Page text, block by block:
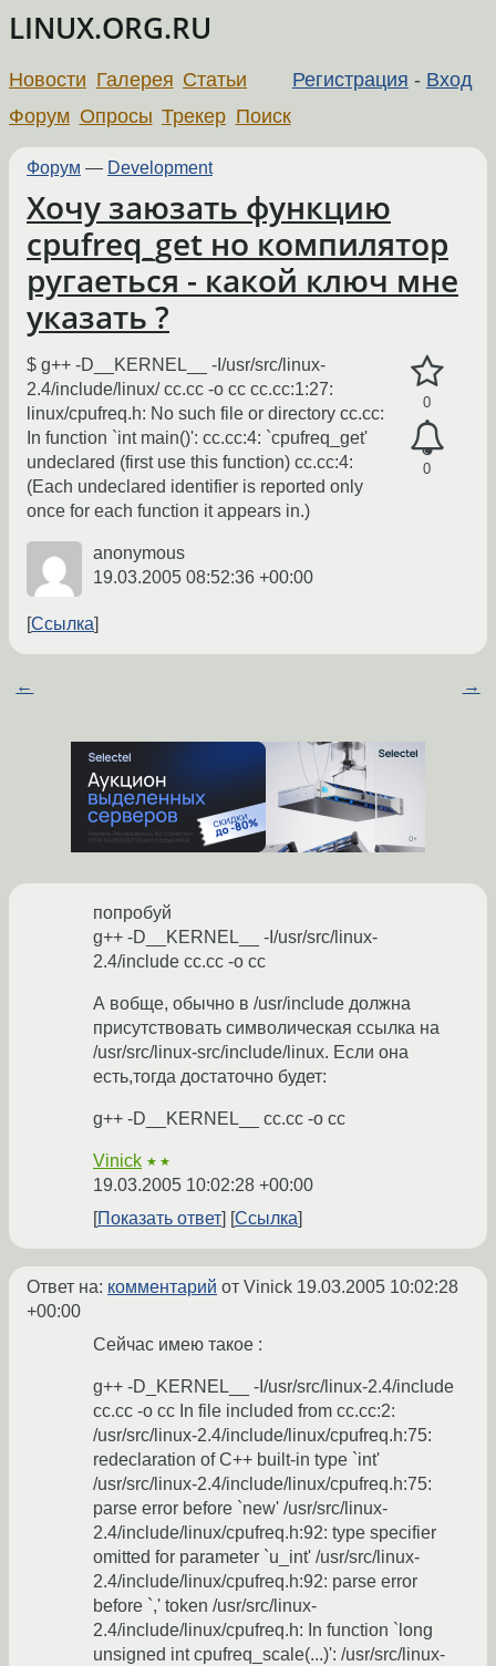
LINUX.ORG.RU
Регистрация - Вход
Новости Галерея Статьи
Форум Опросы Трекер Поиск
Форум — Development
Хочу заюзать функцию
cpufreq_get но компилятор
ругаеться - какой ключ мне
указать ?
0
0
$ g++ -D__KERNEL__ -I/usr/src/linux-
2.4/include/linux/ cc.cc -o cc cc.cc:1:27:
linux/cpufreq.h: No such file or directory cc.cc:
In function `int main()': cc.cc:4: `cpufreq_get'
undeclared (first use this function) cc.cc:4:
(Each undeclared identifier is reported only
once for each function it appears in.)
anonymous
19.03.2005 08:52:36 +00:00
Ссылка
← →
попробуй
g++ -D__KERNEL__ -I/usr/src/linux-
2.4/include cc.cc -o cc
А вобще, обычно в /usr/include должна
присутствовать символическая ссылка на
/usr/src/linux-src/include/linux. Если она
есть,тогда достаточно будет:
g++ -D__KERNEL__ cc.cc -o cc
Vinick ★★
19.03.2005 10:02:28 +00:00
Показать ответ
Ссылка
Ответ на: комментарий от Vinick 19.03.2005 10:02:28
+00:00
Сейчас имею такое :
g++ -D_KERNEL__ -I/usr/src/linux-2.4/include
cc.cc -o cc In file included from cc.cc:2:
/usr/src/linux-2.4/include/linux/cpufreq.h:75:
redeclaration of C++ built-in type `int'
/usr/src/linux-2.4/include/linux/cpufreq.h:75:
parse error before `new' /usr/src/linux-
2.4/include/linux/cpufreq.h:92: type specifier
omitted for parameter `u_int' /usr/src/linux-
2.4/include/linux/cpufreq.h:92: parse error
before `,' token /usr/src/linux-
2.4/include/linux/cpufreq.h: In function `long
unsigned int cpufreq_scale(...)': /usr/src/linux-